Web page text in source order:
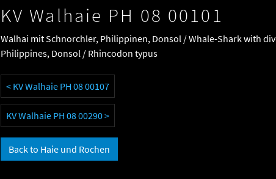
KV Walhaie PH 08 00101
Walhai mit Schnorchler, Philippinen, Donsol / Whale-Shark with
Philippines, Donsol / Rhincodon typus
< KV Walhaie PH 08 00107
KV Walhaie PH 08 00290 >
Back to Haie und Rochen